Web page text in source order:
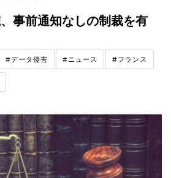
事前通知なしの制裁を有
#データ侵害 #ニュース #フランス